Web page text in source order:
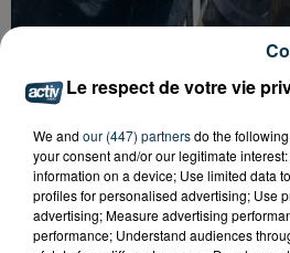
ARRÊTÉ POUR LES
Le respect de votre vie
We and our (447) partnersdo the
your consent and/or our legitimate
information on a device; Use limited data
profiles for personalised advertising; Use
advertising; Measure advertising
performance; Understand audiences